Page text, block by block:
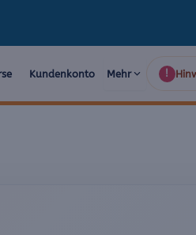
Kundenkonto Mehr !